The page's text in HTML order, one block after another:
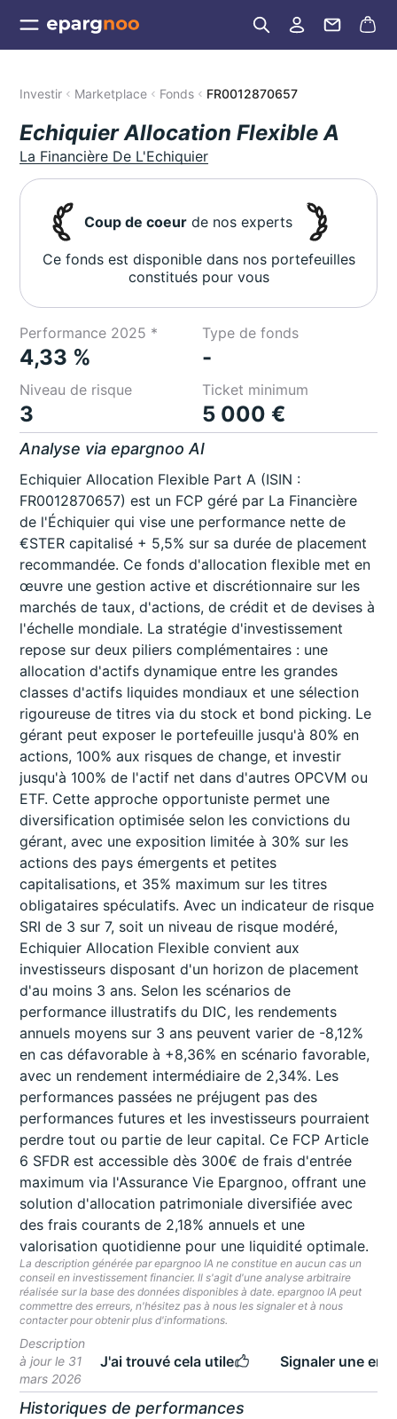
Investir Marketplace Fonds FR0012870657
Echiquier Allocation Flexible A
La Financière De L'Echiquier
Coup de coeur de nos experts
Ce fonds est disponible dans nos portefeuilles
constitués pour vous
Performance 2025 *
4,33 %
Type de fonds
-
Niveau de risque
3
Ticket minimum
5 000 €
Analyse via epargnoo AI
Echiquier Allocation Flexible Part A (ISIN :
FR0012870657) est un FCP géré par La Financière
de l'Échiquier qui vise une performance nette de
€STER capitalisé + 5,5% sur sa durée de placement
recommandée. Ce fonds d'allocation flexible met en
œuvre une gestion active et discrétionnaire sur les
marchés de taux, d'actions, de crédit et de devises à
l'échelle mondiale. La stratégie d'investissement
repose sur deux piliers complémentaires : une
allocation d'actifs dynamique entre les grandes
classes d'actifs liquides mondiaux et une sélection
rigoureuse de titres via du stock et bond picking. Le
gérant peut exposer le portefeuille jusqu'à 80% en
actions, 100% aux risques de change, et investir
jusqu'à 100% de l'actif net dans d'autres OPCVM ou
ETF. Cette approche opportuniste permet une
diversification optimisée selon les convictions du
gérant, avec une exposition limitée à 30% sur les
actions des pays émergents et petites
capitalisations, et 35% maximum sur les titres
obligataires spéculatifs. Avec un indicateur de risque
SRI de 3 sur 7, soit un niveau de risque modéré,
Echiquier Allocation Flexible convient aux
investisseurs disposant d'un horizon de placement
d'au moins 3 ans. Selon les scénarios de
performance illustratifs du DIC, les rendements
annuels moyens sur 3 ans peuvent varier de -8,12%
en cas défavorable à +8,36% en scénario favorable,
avec un rendement intermédiaire de 2,34%. Les
performances passées ne préjugent pas des
performances futures et les investisseurs pourraient
perdre tout ou partie de leur capital. Ce FCP Article
6 SFDR est accessible dès 300€ de frais d'entrée
maximum via l'Assurance Vie Epargnoo, offrant une
solution d'allocation patrimoniale diversifiée avec
des frais courants de 2,18% annuels et une
valorisation quotidienne pour une liquidité optimale.
La description générée par epargnoo IA ne constitue en aucun cas un
conseil en investissement financier. Il s'agit d'une analyse arbitraire
réalisée sur la base des données disponibles à date. epargnoo IA peut
commettre des erreurs, n'hésitez pas à nous les signaler et à nous
contacter pour obtenir plus d'informations.
Description
à jour le 31
mars 2026
J'ai trouvé cela utile Signaler une
Historiques de performances